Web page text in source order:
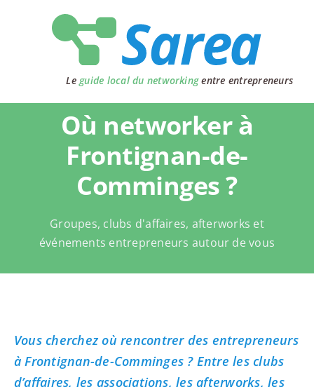
Le guide local du networkingentre entrepreneurs
Où networker à
Frontignan-de-
Comminges ?
Groupes, clubs d'affaires, afterworks et
événements entrepreneurs autour de vous
Vous cherchez où rencontrer des entrepreneurs
à Frontignan-de-Comminges ? Entre les clubs
d’affaires, les associations, les afterworks, les